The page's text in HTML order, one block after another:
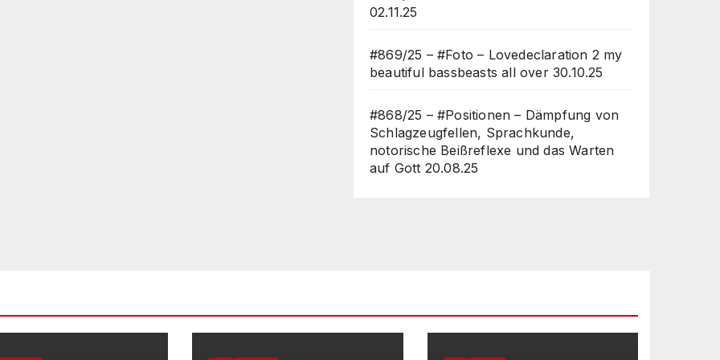
02.11.25
#869/25 – #Foto – Lovedeclaration 2 my
beautiful bassbeasts all over 30.10.25
#868/25 – #Positionen – Dämpfung von
Schlagzeugfellen, Sprachkunde,
notorische Beißreflexe und das Warten
auf Gott 20.08.25